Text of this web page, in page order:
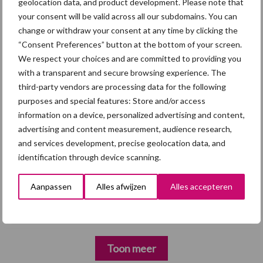
your consent will be valid across all our subdomains. You can
change or withdraw your consent at any time by clicking the
“Consent Preferences” button at the bottom of your screen.
We respect your choices and are committed to providing you
with a transparent and secure browsing experience. The
third-party vendors are processing data for the following
purposes and special features: Store and/or access
information on a device, personalized advertising and content,
advertising and content measurement, audience research,
and services development, precise geolocation data, and
identification through device scanning.
Aanpassen Alles afwijzen Alles accepteren
Hittestress: wat gebeurt er en hoe
kunnen we het voorkomen?
5 aug
“Vraag naar praktische
hygieneoplossingen is in Polen
groter dan ooit”
5 aug
Eliminatieprotocol voor
Mycoplasma hyopneumoniae
4 aug
AVP in Finland onderstreept dat
alertheid belangrijk is, zeker nu
Toon meer